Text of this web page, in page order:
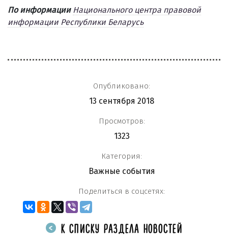
По информации Национального центра правовой
информации Республики Беларусь
Опубликовано:
13 сентября 2018
Просмотров:
1323
Категория:
Важные события
Поделиться в соцсетях:
К СПИСКУ РАЗДЕЛА НОВОСТЕЙ